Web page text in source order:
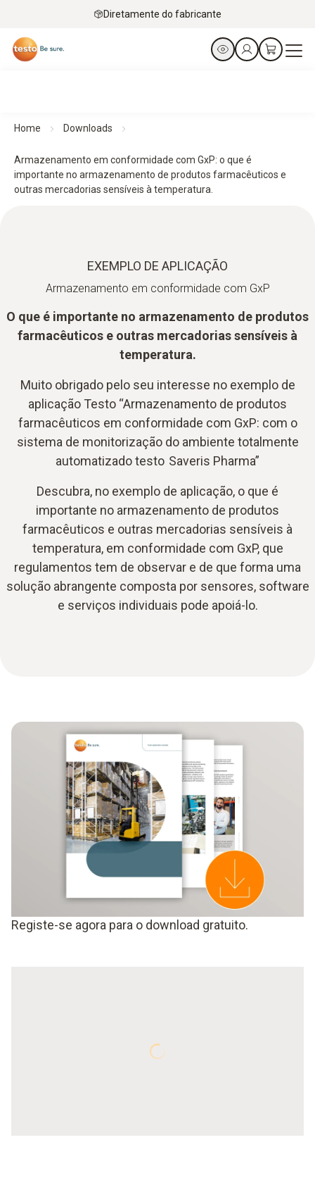
Diretamente do fabricante
Home Downloads
Armazenamento em conformidade com GxP: o que é
importante no armazenamento de produtos farmacêuticos e
outras mercadorias sensíveis à temperatura.
EXEMPLO DE APLICAÇÃO
Armazenamento em conformidade com GxP
O que é importante no armazenamento de produtos
farmacêuticos e outras mercadorias sensíveis à
temperatura.
Muito obrigado pelo seu interesse no exemplo de
aplicação Testo “Armazenamento de produtos
farmacêuticos em conformidade com GxP: com o
sistema de monitorização do ambiente totalmente
automatizado testo Saveris Pharma”
Descubra, no exemplo de aplicação, o que é
importante no armazenamento de produtos
farmacêuticos e outras mercadorias sensíveis à
temperatura, em conformidade com GxP, que
regulamentos tem de observar e de que forma uma
solução abrangente composta por sensores, software
e serviços individuais pode apoiá-lo.
Registe-se agora para o download gratuito.